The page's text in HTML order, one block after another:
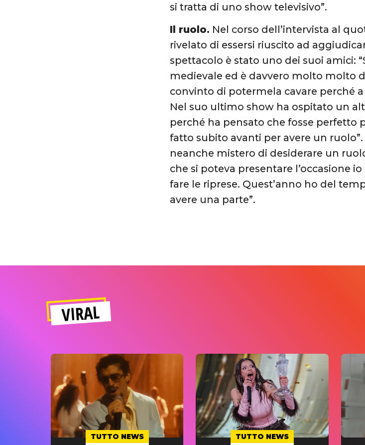
si tratta di uno show televisivo”.
Il ruolo. Nel corso dell’intervista al
rivelato di essersi riuscito ad
spettacolo è stato uno dei suoi amici:
medievale ed è davvero molto molto
convinto di potermela cavare perché
Nel suo ultimo show ha ospitato un
perché ha pensato che fosse perfetto
fatto subito avanti per avere un
neanche mistero di desiderare un
che si poteva presentare l’occasione
fare le riprese. Quest’anno ho del
avere una parte”.
VIRAL
TUTTO NEWS TUTTO NEWS